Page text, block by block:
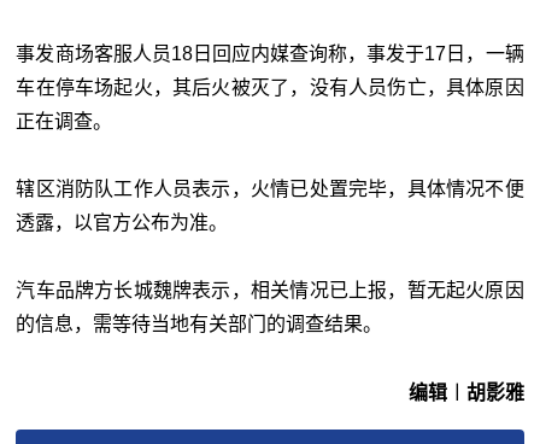
事发商场客服人员18日回应内媒查询称，事发于17日，一辆
车在停车场起火，其后火被灭了，没有人员伤亡，具体原因
正在调查。
辖区消防队工作人员表示，火情已处置完毕，具体情况不便
透露，以官方公布为准。
汽车品牌方长城魏牌表示，相关情况已上报，暂无起火原因
的信息，需等待当地有关部门的调查结果。
编辑︱胡影雅